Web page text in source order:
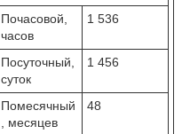
Почасовой,
часов
1 536
Посуточный,
суток
1 456
Помесячный
, месяцев
48